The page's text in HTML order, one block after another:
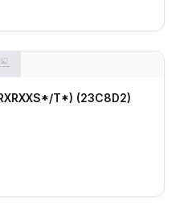
T*) (23C8D2)